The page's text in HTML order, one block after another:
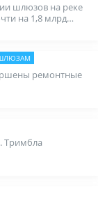
шлюзов на реке
на 1,8 млрд
ремонтные
Тримбла